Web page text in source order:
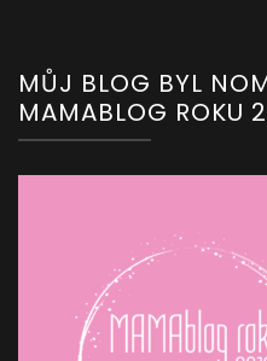
MŮJ BLOG BYL
MAMABLOG ROKU